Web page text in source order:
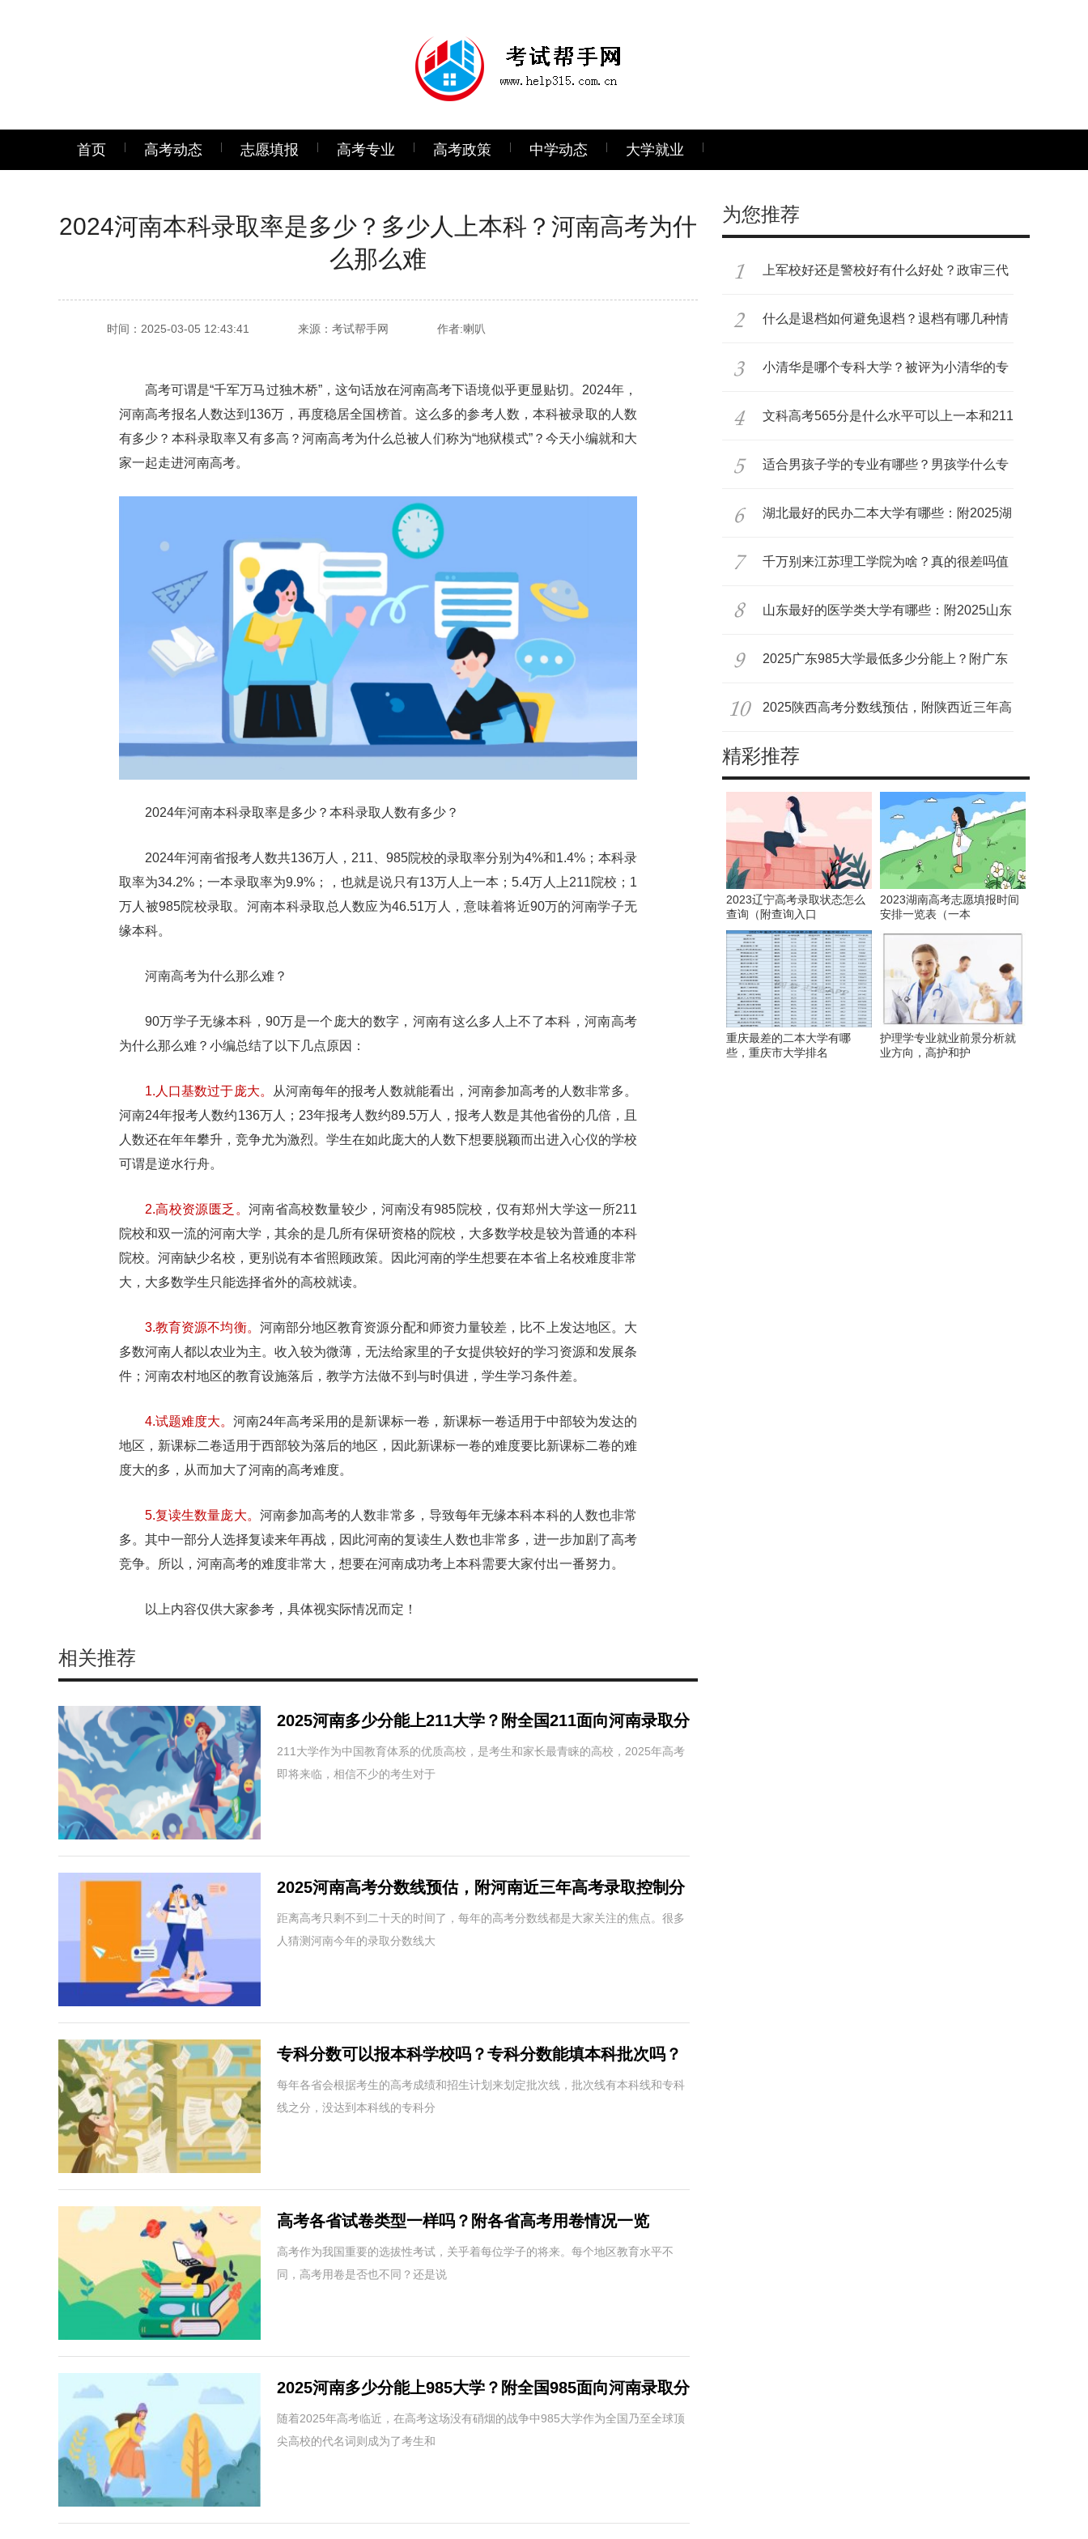
首页 高考动态 志愿填报 高考专业 高考政策 中学动态 大学就业
2024河南本科录取率是多少？多少人上本科？河南高考为什
么那么难
时间：2025-03-05 12:43:41 来源：考试帮手网 作者:喇叭
高考可谓是“千军万马过独木桥”，这句话放在河南高考下语境似乎更显贴切。2024年，
河南高考报名人数达到136万，再度稳居全国榜首。这么多的参考人数，本科被录取的人数
有多少？本科录取率又有多高？河南高考为什么总被人们称为“地狱模式”？今天小编就和大
家一起走进河南高考。
2024年河南本科录取率是多少？本科录取人数有多少？
2024年河南省报考人数共136万人，211、985院校的录取率分别为4%和1.4%；本科录
取率为34.2%；一本录取率为9.9%；，也就是说只有13万人上一本；5.4万人上211院校；1
万人被985院校录取。河南本科录取总人数应为46.51万人，意味着将近90万的河南学子无
缘本科。
河南高考为什么那么难？
90万学子无缘本科，90万是一个庞大的数字，河南有这么多人上不了本科，河南高考
为什么那么难？小编总结了以下几点原因：
1.人口基数过于庞大。
从河南每年的报考人数就能看出，河南参加高考的人数非常多。
河南24年报考人数约136万人；23年报考人数约89.5万人，报考人数是其他省份的几倍，且
人数还在年年攀升，竞争尤为激烈。学生在如此庞大的人数下想要脱颖而出进入心仪的学校
可谓是逆水行舟。
2.高校资源匮乏。 河南省高校数量较少，河南没有985院校，仅有郑州大学这一所211
院校和双一流的河南大学，其余的是几所有保研资格的院校，大多数学校是较为普通的本科
院校。河南缺少名校，更别说有本省照顾政策。因此河南的学生想要在本省上名校难度非常
大，大多数学生只能选择省外的高校就读。
3.教育资源不均衡。 河南部分地区教育资源分配和师资力量较差，比不上发达地区。大
多数河南人都以农业为主。收入较为微薄，无法给家里的子女提供较好的学习资源和发展条
件；河南农村地区的教育设施落后，教学方法做不到与时俱进，学生学习条件差。
4.试题难度大。河南24年高考采用的是新课标一卷，新课标一卷适用于中部较为发达的
地区，新课标二卷适用于西部较为落后的地区，因此新课标一卷的难度要比新课标二卷的难
度大的多，从而加大了河南的高考难度。
5.复读生数量庞大。 河南参加高考的人数非常多，导致每年无缘本科本科的人数也非常
多。其中一部分人选择复读来年再战，因此河南的复读生人数也非常多，进一步加剧了高考
竞争。所以，河南高考的难度非常大，想要在河南成功考上本科需要大家付出一番努力。
以上内容仅供大家参考，具体视实际情况而定！
相关推荐
2025河南多少分能上211大学？附全国211面向河南录取分
数线一览表
211大学作为中国教育体系的优质高校，是考生和家长最青睐的高校，2025年高考
即将来临，相信不少的考生对于
2025河南高考分数线预估，附河南近三年高考录取控制分
数线
距离高考只剩不到二十天的时间了，每年的高考分数线都是大家关注的焦点。很多
人猜测河南今年的录取分数线大
专科分数可以报本科学校吗？专科分数能填本科批次吗？
每年各省会根据考生的高考成绩和招生计划来划定批次线，批次线有本科线和专科
线之分，没达到本科线的专科分
高考各省试卷类型一样吗？附各省高考用卷情况一览
（2024、2023）
高考作为我国重要的选拔性考试，关乎着每位学子的将来。每个地区教育水平不
同，高考用卷是否也不同？还是说
2025河南多少分能上985大学？附全国985面向河南录取分
数线一览表
随着2025年高考临近，在高考这场没有硝烟的战争中985大学作为全国乃至全球顶
尖高校的代名词则成为了考生和
为您推荐
上军校好还是警校好有什么好处？政审三代
是
什么是退档如何避免退档？退档有哪几种情
况
小清华是哪个专科大学？被评为小清华的专
科
文科高考565分是什么水平可以上一本和211
吗
适合男孩子学的专业有哪些？男孩学什么专
业
湖北最好的民办二本大学有哪些：附2025湖
北
千万别来江苏理工学院为啥？真的很差吗值
得
山东最好的医学类大学有哪些：附2025山东
医
2025广东985大学最低多少分能上？附广东
所
2025陕西高考分数线预估，附陕西近三年高
考
精彩推荐
2023辽宁高考录取状态怎么
查询（附查询入口
2023湖南高考志愿填报时间
安排一览表（一本
重庆最差的二本大学有哪
些，重庆市大学排名
护理学专业就业前景分析就
业方向，高护和护